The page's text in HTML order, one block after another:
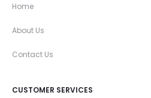
Home
About Us
Contact Us
CUSTOMER SERVICES